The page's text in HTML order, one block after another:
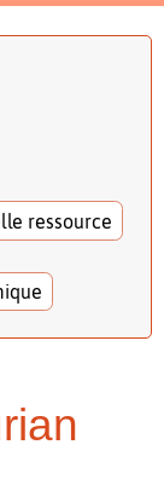
ressource